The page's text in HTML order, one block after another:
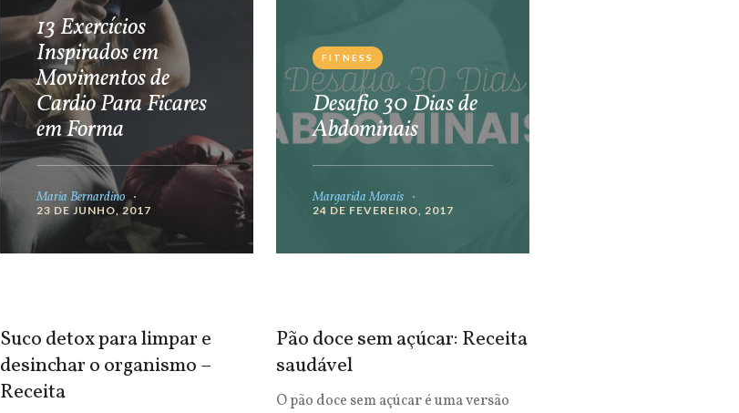
13 Exercícios
Inspirados em
Movimentos de
Cardio Para Ficares
em Forma
Maria Bernardino
23 DE JUNHO, 2017
FITNESS
Desafio 30 Dias de
Abdominais
Margarida Morais
24 DE FEVEREIRO, 2017
Suco detox para limpar e
desinchar o organismo –
Receita
Pão doce sem açúcar: Receita
saudável
O pão doce sem açúcar é uma versão